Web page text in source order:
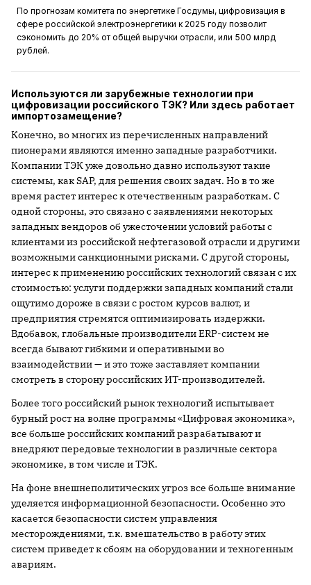
По прогнозам комитета по энергетике Госдумы, цифровизация в
сфере российской электроэнергетики к 2025 году позволит
сэкономить до 20% от общей выручки отрасли, или 500 млрд
рублей.
Используются ли зарубежные технологии при
цифровизации российского ТЭК? Или здесь работает
импортозамещение?
Конечно, во многих из перечисленных направлений
пионерами являются именно западные разработчики.
Компании ТЭК уже довольно давно используют такие
системы, как SAP, для решения своих задач. Но в то же
время растет интерес к отечественным разработкам. С
одной стороны, это связано с заявлениями некоторых
западных вендоров об ужесточении условий работы с
клиентами из российской нефтегазовой отрасли и другими
возможными санкционными рисками. С другой стороны,
интерес к применению российских технологий связан с их
стоимостью: услуги поддержки западных компаний стали
ощутимо дороже в связи с ростом курсов валют, и
предприятия стремятся оптимизировать издержки.
Вдобавок, глобальные производители ERP-систем не
всегда бывают гибкими и оперативными во
взаимодействии — и это тоже заставляет компании
смотреть в сторону российских ИТ-производителей.
Более того российский рынок технологий испытывает
бурный рост на волне программы «Цифровая экономика»,
все больше российских компаний разрабатывают и
внедряют передовые технологии в различные сектора
экономике, в том числе и ТЭК.
На фоне внешнеполитических угроз все больше внимание
уделяется информационной безопасности. Особенно это
касается безопасности систем управления
месторождениями, т.к. вмешательство в работу этих
систем приведет к сбоям на оборудовании и техногенным
авариям.